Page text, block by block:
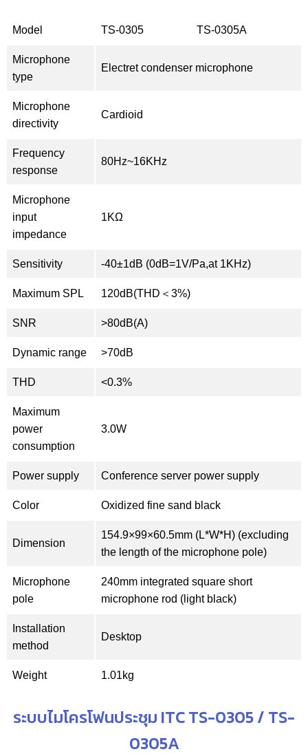
Model TS-0305 TS-0305A
Microphone
type
Electret condenser microphone
Microphone
directivity
Cardioid
Frequency
response
80Hz~16KHz
Microphone
input
impedance
1KΩ
Sensitivity -40±1dB (0dB=1V/Pa,at 1KHz)
Maximum SPL 120dB(THD＜3%)
SNR >80dB(A)
Dynamic range >70dB
THD <0.3%
Maximum
power
consumption
3.0W
Power supply Conference server power supply
Color Oxidized fine sand black
Dimension
154.9×99×60.5mm (L*W*H) (excluding
the length of the microphone pole)
Microphone
pole
240mm integrated square short
microphone rod (light black)
Installation
method
Desktop
Weight 1.01kg
ระบบไมโครโฟนประชุม ITC TS-0305 / TS-
0305A